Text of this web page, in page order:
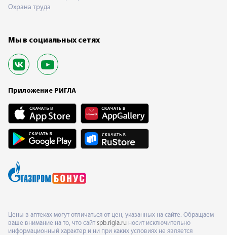
Охрана труда
Мы в социальных сетях
Приложение РИГЛА
Цены в аптеках могут отличаться от цен, указанных на сайте. Обращаем
ваше внимание на то, что сайт spb.rigla.ru носит исключительно
информационный характер и ни при каких условиях не является